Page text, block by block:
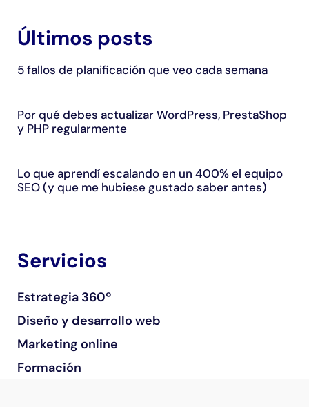
Últimos posts
5 fallos de planificación que veo cada semana
Por qué debes actualizar WordPress, PrestaShop
y PHP regularmente
Lo que aprendí escalando en un 400% el equipo
SEO (y que me hubiese gustado saber antes)
Servicios
Estrategia 360º
Diseño y desarrollo web
Marketing online
Formación